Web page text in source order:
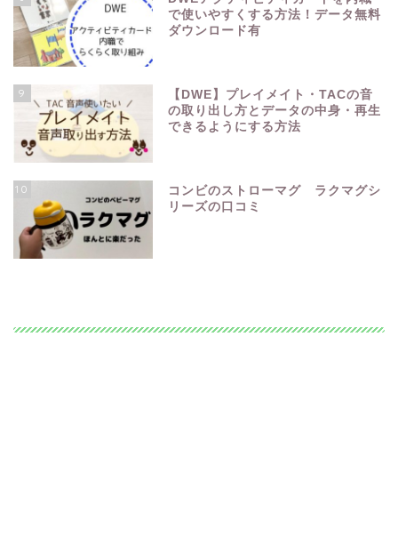
で使いやすくする方法！データ無料
ダウンロード有
9
【DWE】プレイメイト・TACの音
の取り出し方とデータの中身・再生
できるようにする方法
10
コンビのストローマグ ラクマグシ
リーズの口コミ